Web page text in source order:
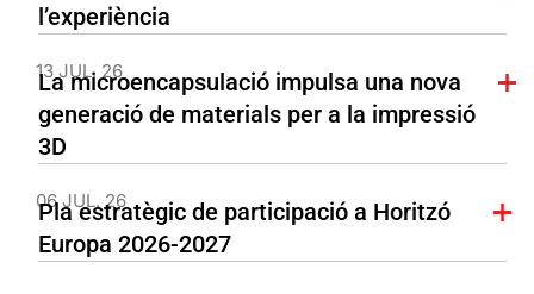
l’experiència
13 JUL. 26
La microencapsulació impulsa una nova
generació de materials per a la impressió
3D
06 JUL. 26
Pla estratègic de participació a Horitzó
Europa 2026-2027